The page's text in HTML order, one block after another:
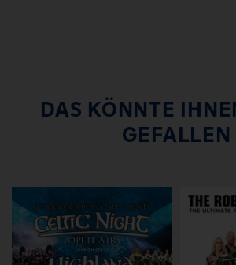
DAS KÖNNTE
GEFALLEN